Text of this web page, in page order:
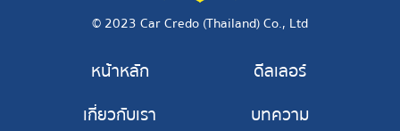
© 2023 Car Credo (Thailand) Co., Ltd
หน้าหลัก
เกี่ยวกับเรา
ดีลเลอร์
บทความ